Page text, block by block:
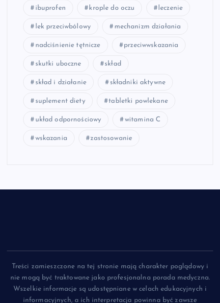
ibuprofen krople do oczu leczenie
lek przeciwbólowy mechanizm działania
nadciśnienie tętnicze przeciwwskazania
skutki uboczne skład
skład i działanie składniki aktywne
suplement diety tabletki powlekane
układ odpornościowy witamina C
wskazania zastosowanie
Treści zamieszczone na tej stronie mają charakter poglądowy i
nie mogą być traktowane jako profesjonalna porada medyczna.
Wszelkie informacje są udostępniane w celach edukacyjnych i
informacyjnych, a ich interpretacja powinna być zawsze